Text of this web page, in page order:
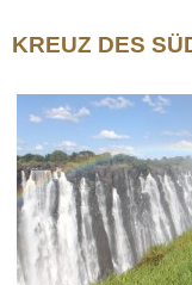
KREUZ DES